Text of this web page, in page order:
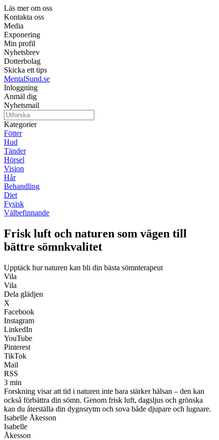
Läs mer om oss
Kontakta oss
Media
Exponering
Min profil
Nyhetsbrev
Dotterbolag
Skicka ett tips
MentalSund.se
Inloggning
Anmäl dig
Nyhetsmail
Kategorier
Fötter
Hud
Tänder
Hörsel
Vision
Hår
Behandling
Diet
Fysisk
Välbefinnande
Frisk luft och naturen som vägen till
bättre sömnkvalitet
Upptäck hur naturen kan bli din bästa sömnterapeut
Vila
Vila
Dela glädjen
X
Facebook
Instagram
LinkedIn
YouTube
Pinterest
TikTok
Mail
RSS
3 min
Forskning visar att tid i naturen inte bara stärker hälsan – den kan
också förbättra din sömn. Genom frisk luft, dagsljus och grönska
kan du återställa din dygnsrytm och sova både djupare och lugnare.
Isabelle Åkesson
Isabelle
Åkesson